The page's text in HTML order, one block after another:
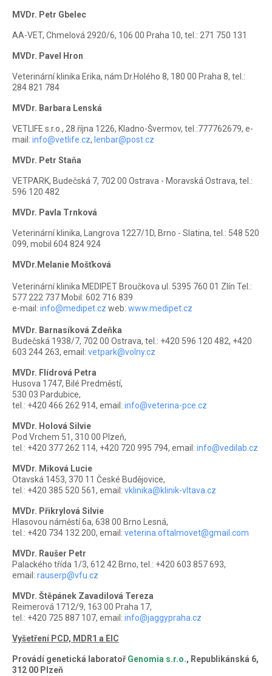
MVDr. Petr Gbelec
AA-VET, Chmelová 2920/6, 106 00 Praha 10, tel.: 271 750 131
MVDr. Pavel Hron
Veterinární klinika Erika, nám.Dr.Holého 8, 180 00 Praha 8, tel.:
284 821 784
MVDr. Barbara Lenská
VETLIFE s.r.o., 28.října 1226, Kladno-Švermov, tel.:777762679, e-
mail: info@vetlife.cz, lenbar@post.cz
MVDr. Petr Staňa
VETPARK, Budečská 7, 702 00 Ostrava - Moravská Ostrava, tel.:
596 120 482
MVDr. Pavla Trnková
Veterinární klinika, Langrova 1227/1D, Brno - Slatina, tel.: 548 520
099, mobil 604 824 924
MVDr.Melanie Mošťková
Veterinární klinika MEDIPET Broučkova ul. 5395 760 01 Zlín Tel.:
577 222 737 Mobil: 602 716 839
e-mail: info@medipet.cz web: www.medipet.cz
MVDr. Barnasíková Zdeňka
Budečská 1938/7, 702 00 Ostrava, tel.: +420 596 120 482, +420
603 244 263, email: vetpark@volny.cz
MVDr. Flídrová Petra
Husova 1747, Bilé Predměstí,
530 03 Pardubice,
tel.: +420 466 262 914, email: info@veterina-pce.cz
MVDr. Holová Silvie
Pod Vrchem 51, 310 00 Plzeň,
tel.: +420 377 262 114, +420 720 995 794, email: info@vedilab.cz
MVDr. Miková Lucie
Otavská 1453, 370 11 České Budějovice,
tel.: +420 385 520 561, email: vklinika@klinik-vltava.cz
MVDr. Přikrylová Silvie
Hlasovou náměstí 6a, 638 00 Brno Lesná,
tel.: +420 734 132 200, email: veterina.oftalmovet@gmail.com
MVDr. Raušer Petr
Palackého třída 1/3, 612 42 Brno, tel.: +420 603 857 693,
email: rauserp@vfu.cz
MVDr. Štěpánek Zavadilová Tereza
Reimerová 1712/9, 163 00 Praha 17,
tel.: +420 725 887 107, email: info@jaggypraha.cz
Vyšetření PCD, MDR1 a EIC
Provádí genetická laboratoř Genomia s.r.o., Republikánská 6,
312 00 Plzeň